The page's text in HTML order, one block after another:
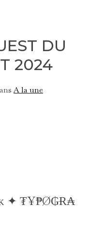
DU
2024
A la une
✦ ₮¥₱Ø₲Ɍ₳